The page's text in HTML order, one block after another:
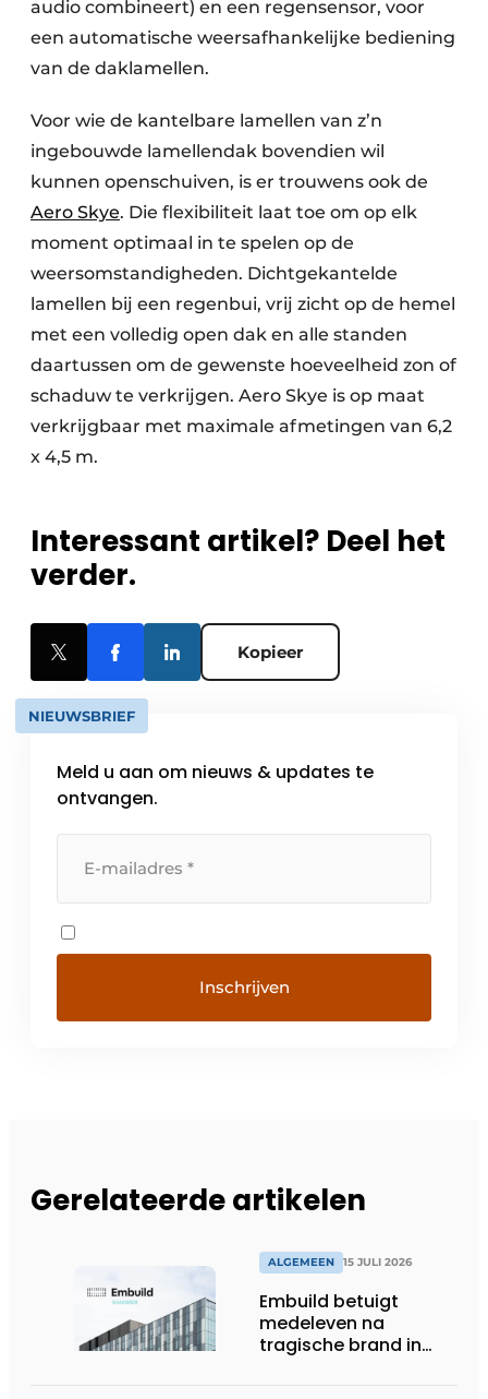
audio combineert) en een regensensor, voor
een automatische weersafhankelijke bediening
van de daklamellen.
Voor wie de kantelbare lamellen van z’n
ingebouwde lamellendak bovendien wil
kunnen openschuiven, is er trouwens ook de
Aero Skye. Die flexibiliteit laat toe om op elk
moment optimaal in te spelen op de
weersomstandigheden. Dichtgekantelde
lamellen bij een regenbui, vrij zicht op de hemel
met een volledig open dak en alle standen
daartussen om de gewenste hoeveelheid zon of
schaduw te verkrijgen. Aero Skye is op maat
verkrijgbaar met maximale afmetingen van 6,2
x 4,5 m.
Interessant artikel? Deel het
verder.
Kopieer
NIEUWSBRIEF
Meld u aan om nieuws & updates te
ontvangen.
Gerelateerde artikelen
ALGEMEEN 15 JULI 2026
Embuild betuigt
medeleven na
tragische brand in